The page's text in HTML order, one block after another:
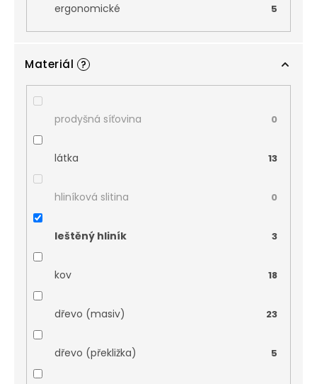
ergonomické 5
Materiál ?
prodyšná síťovina 0
látka 13
hliníková slitina 0
leštěný hliník 3
kov 18
dřevo (masiv) 23
dřevo (překližka) 5